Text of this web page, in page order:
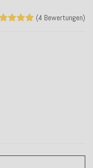
(4 Bewertungen)